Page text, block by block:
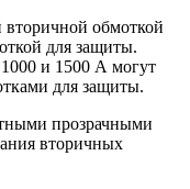
обмоткой
для защиты.
и 1500 А могут
для защиты.
прозрачными
вторичных